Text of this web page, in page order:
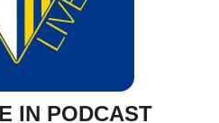
IN PODCAST